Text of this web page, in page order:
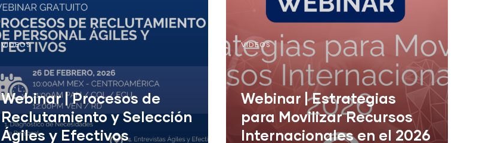
VIDEOS
Webinar | Procesos de
Reclutamiento y Selección
Ágiles y Efectivos
VIDEOS
Webinar | Estrategias
para Movilizar Recursos
Internacionales en el 2026